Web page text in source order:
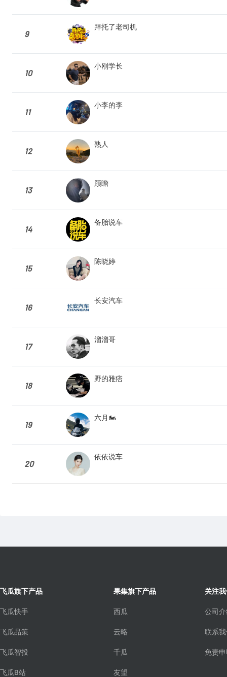
9
拜托了老司机
10
小刚学长
11
小李的李
12
熟人ㅤㅤ
13
顾瞻
14
备胎说车
15
陈晓婷
16
长安汽车
17
溜溜哥
18
野的雅痞
19
六月🏍️
20
依依说车
飞瓜旗下产品
飞瓜快手
飞瓜品策
飞瓜智投
飞瓜B站
果集旗下产品
西瓜
云略
千瓜
友望
关注
公司
联系
免责